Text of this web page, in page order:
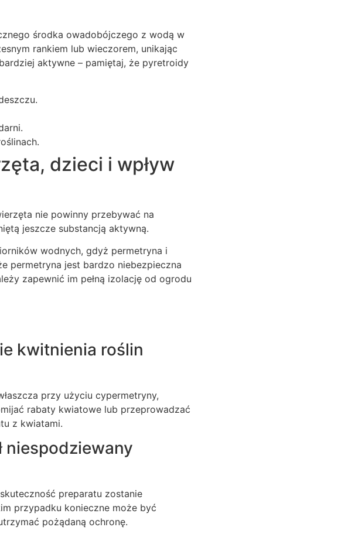
środka owadobójczego z wodą w
rankiem lub wieczorem, unikając
aktywne – pamiętaj, że pyretroidy
dzieci i wpływ
nie powinny przebywać na
jeszcze substancją aktywną.
wodnych, gdyż permetryna i
permetryna jest bardzo niebezpieczna
zapewnić im pełną izolację od ogrodu
kwitnienia roślin
przy użyciu cypermetryny,
rabaty kwiatowe lub przeprowadzać
z kwiatami.
niespodziewany
preparatu zostanie
przypadku konieczne może być
pożądaną ochronę.